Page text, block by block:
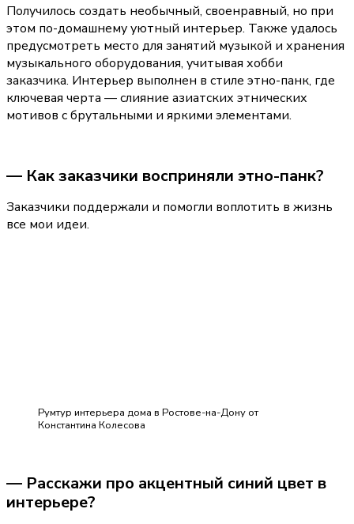
Получилось создать необычный, своенравный, но при
этом по-домашнему уютный интерьер. Также удалось
предусмотреть место для занятий музыкой и хранения
музыкального оборудования, учитывая хобби
заказчика. Интерьер выполнен в стиле этно-панк, где
ключевая черта — слияние азиатских этнических
мотивов с брутальными и яркими элементами.
— Как заказчики восприняли этно-панк?
Заказчики поддержали и помогли воплотить в жизнь
все мои идеи.
Румтур интерьера дома в Ростове-на-Дону от
Константина Колесова
— Расскажи про акцентный синий цвет в
интерьере?